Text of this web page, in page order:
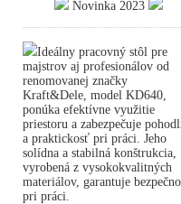
Novinka 2023
Ideálny pracovný stôl pre
majstrov aj profesionálov od
renomovanej značky
Kraft&Dele, model KD640,
ponúka efektívne využitie
priestoru a zabezpečuje
a praktickosť pri práci. Jeho
solídna a stabilná konštrukcia,
vyrobená z vysokokvalitných
materiálov, garantuje
pri práci.